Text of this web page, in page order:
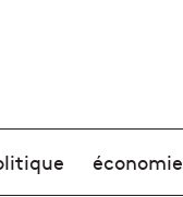
de menuéconomie